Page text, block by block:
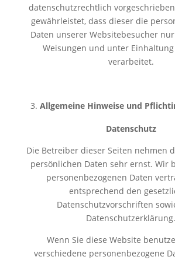
datenschutzrechtlich
gewährleistet, dass dieser die
Daten unserer Websitebesucher
Weisungen und unter Einhaltung
verarbeitet.
Allgemeine Hinweise und
Datenschutz
Die Betreiber dieser Seiten nehmen
persönlichen Daten sehr ernst. Wir
personenbezogenen Daten
entsprechend den
Datenschutzvorschriften
Datenschutzerklärung.
Wenn Sie diese Website
verschiedene personenbezogene